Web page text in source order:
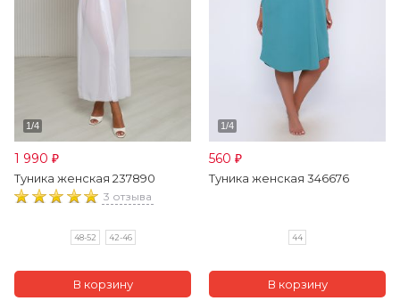
1 990 ₽
Туника женская 237890
3 отзыва
48-52 42-46
560 ₽
Туника женская 346676
44